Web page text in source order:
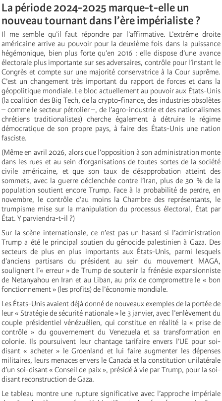
La période 2024-2025 marque-t-elle un
nouveau tournant dans l’ère impérialiste ?
Il me semble qu’il faut répondre par l’affirmative. L’extrême droite
américaine arrive au pouvoir pour la deuxième fois dans la puissance
hégémonique, bien plus forte qu’en 2016 : elle dispose d’une avance
électorale plus importante sur ses adversaires, contrôle pour l’instant le
Congrès et compte sur une majorité conservatrice à la Cour suprême.
C’est un changement très important du rapport de forces et dans la
géopolitique mondiale. Le bloc actuellement au pouvoir aux États-Unis
(la coalition des Big Tech, de la crypto-finance, des industries obsolètes
– comme le secteur pétrolier –, de l’agro-industrie et des nationalismes
chrétiens traditionalistes) cherche également à détruire le régime
démocratique de son propre pays, à faire des États-Unis une nation
fasciste.
(Même en avril 2026, alors que l’opposition à son administration monte
dans les rues et au sein d’organisations de toutes sortes de la société
civile américaine, et que son taux de désapprobation atteint des
sommets, avec la guerre déclenchée contre l’Iran, plus de 30 % de la
population soutient encore Trump. Face à la probabilité de perdre, en
novembre, le contrôle d’au moins la Chambre des représentants, le
trumpisme mise sur la manipulation du processus électoral, État par
État. Y parviendra-t-il ?)
Sur la scène internationale, ce n’est pas un hasard si l’administration
Trump a été le principal soutien du génocide palestinien à Gaza. Des
secteurs de plus en plus importants aux États-Unis, parmi lesquels
d’anciens partisans du président au sein du mouvement MAGA,
soulignent l’« erreur » de Trump de soutenir la frénésie expansionniste
de Netanyahou en Iran et au Liban, au prix de compromettre le « bon
fonctionnement » (les profits) de l’économie mondiale.
Les États-Unis avaient déjà donné de nouveaux exemples de la portée de
leur « Stratégie de sécurité nationale » le 3 janvier, avec l’enlèvement du
couple présidentiel vénézuélien, qui constitue en réalité la « prise de
contrôle » du gouvernement du Venezuela et sa transformation en
colonie. Ils poursuivent leur chantage tarifaire envers l’UE pour soi-
disant « acheter » le Groenland et lui faire augmenter les dépenses
militaires, leurs menaces envers le Canada et la constitution unilatérale
d’un soi-disant « Conseil de paix », présidé à vie par Trump, pour la soi-
disant reconstruction de Gaza.
Le tableau montre une rupture significative avec l’approche impériale